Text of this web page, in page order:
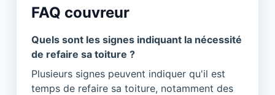
FAQ couvreur
Quels sont les signes indiquant la nécessité
de refaire sa toiture ?
Plusieurs signes peuvent indiquer qu'il est
temps de refaire sa toiture, notamment des